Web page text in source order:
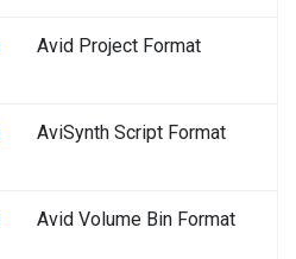
Avid Project Format
AviSynth Script Format
Avid Volume Bin Format